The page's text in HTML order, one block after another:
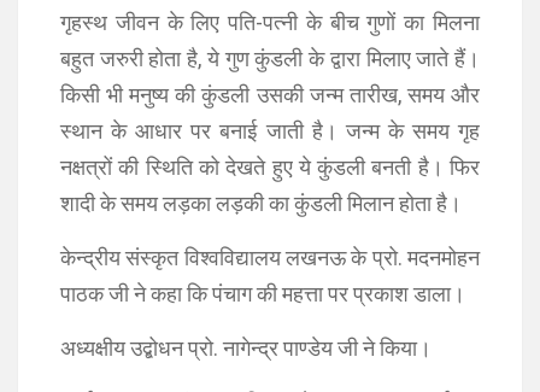
गृहस्थ जीवन के लिए पति-पत्नी के बीच गुणों का मिलना
बहुत जरुरी होता है, ये गुण कुंडली के द्वारा मिलाए जाते हैं।
किसी भी मनुष्य की कुंडली उसकी जन्म तारीख, समय और
स्थान के आधार पर बनाई जाती है। जन्म के समय गृह
नक्षत्रों की स्थिति को देखते हुए ये कुंडली बनती है। फिर
शादी के समय लड़का लड़की का कुंडली मिलान होता है।
केन्द्रीय संस्कृत विश्वविद्यालय लखनऊ के प्रो. मदनमोहन
पाठक जी ने कहा कि पंचाग की महत्ता पर प्रकाश डाला।
अध्यक्षीय उद्बोधन प्रो. नागेन्द्र पाण्डेय जी ने किया।